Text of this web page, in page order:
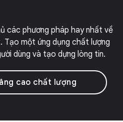
các phương pháp hay nhất về
Tạo một ứng dụng chất lượng
dùng và tạo dựng lòng tin.
cao chất lượng